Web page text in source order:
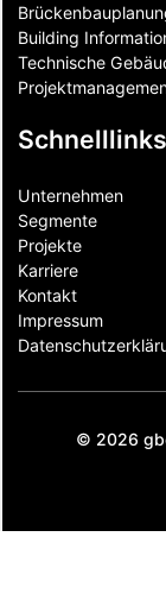
Building
Technische
Schnelllinks
Unternehmen
Segmente
Projekte
Karriere
Kontakt
Impressum
© 2026